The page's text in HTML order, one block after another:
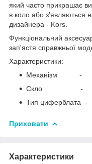
який часто прикрашає
в коло або з'являються
дизайнера - Kors.
Функціональний
зап'ястя справжньої
Характеристики:
Механізм -
Скло -
Тип циферблата -
Приховати
Характеристики